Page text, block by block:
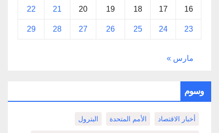
16
17
18
19
20
21
22
23
24
25
26
27
28
29
مارس »
وسوم
أخبار الاقتصاد الأمم المتحدة البترول